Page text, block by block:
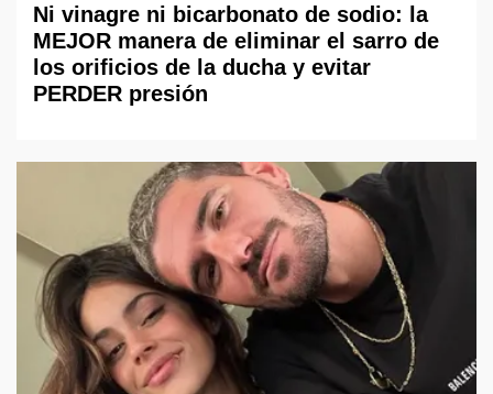
Ni vinagre ni bicarbonato de sodio: la
MEJOR manera de eliminar el sarro de
los orificios de la ducha y evitar
PERDER presión